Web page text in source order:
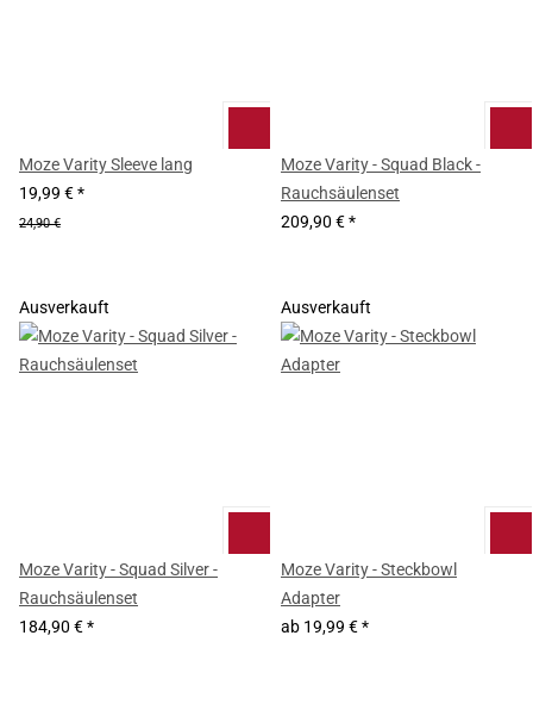
Moze Varity Sleeve lang
19,99 €*
24,90 €
Moze Varity - Squad Black -
Rauchsäulenset
209,90 €*
Ausverkauft
Moze Varity - Squad Silver -
Rauchsäulenset
184,90 €*
Ausverkauft
Moze Varity - Steckbowl
Adapter
ab 19,99 €*